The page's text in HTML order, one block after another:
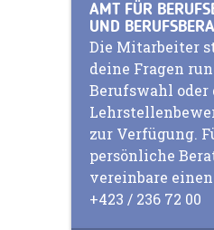
AMT FÜR
UND
Die Mitarbeiter
deine Fragen
Berufswahl oder
zur Verfügung.
persönliche
vereinbare
+423 / 236 72 00